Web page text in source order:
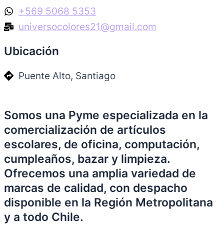
+569 5068 5353
universocolores21@gmail.com
Ubicación
Puente Alto, Santiago
Somos una Pyme especializada en la
comercialización de artículos
escolares, de oficina, computación,
cumpleaños, bazar y limpieza.
Ofrecemos una amplia variedad de
marcas de calidad, con despacho
disponible en la Región Metropolitana
y a todo Chile.